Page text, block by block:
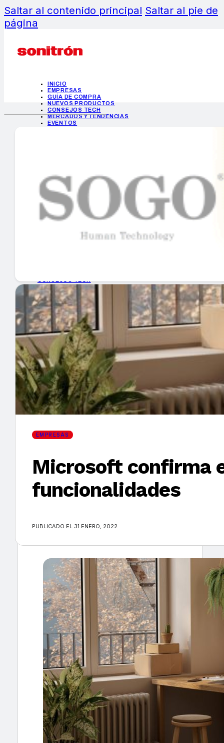
Saltar al contenido principal Saltar al pie de
página
INICIO
EMPRESAS
GUÍA DE COMPRA
NUEVOS PRODUCTOS
CONSEJOS TECH
MERCADOS Y TENDENCIAS
EVENTOS
INICIO
EMPRESAS
GUÍA DE COMPRA
MERCADOS Y TENDENCIAS
EVENTOS
HEMEROTECA
Encuentra tu noticia
×
EMPRESAS
Microsoft confirma
funcionalidades
PUBLICADO EL 31 ENERO, 2022